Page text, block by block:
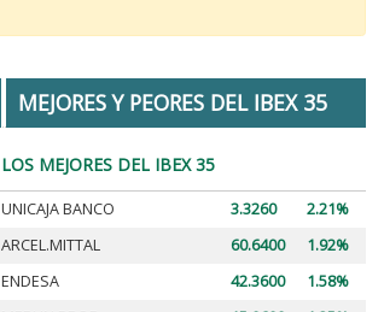
MEJORES Y PEORES DEL IBEX 35
LOS MEJORES DEL IBEX 35
UNICAJA BANCO 3.3260
2.21%
ARCEL.MITTAL
60.6400
1.92%
ENDESA
42.3600
1.58%